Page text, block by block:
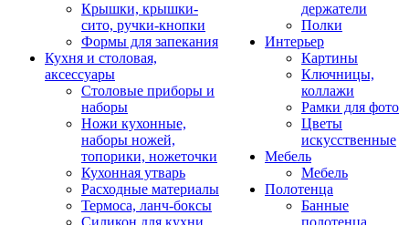
Крышки, крышки-
сито, ручки-кнопки
Формы для запекания
Кухня и столовая,
аксессуары
Столовые приборы и
наборы
Ножи кухонные,
наборы ножей,
топорики, ножеточки
Кухонная утварь
Расходные материалы
Термоса, ланч-боксы
Силикон для кухни
держатели
Полки
Интерьер
Картины
Ключницы,
коллажи
Рамки для фото
Цветы
искусственные
Мебель
Мебель
Полотенца
Банные
полотенца